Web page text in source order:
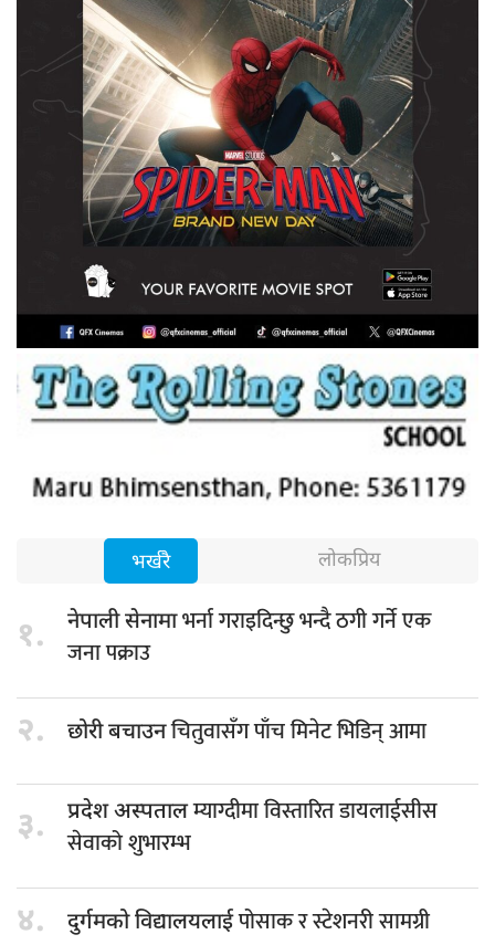
भर्खरै लोकप्रिय
१. नेपाली सेनामाभर्ना गराइदिन्छु भन्दै ठगी गर्ने एक
जना पक्राउ
२. छोरी बचाउनचितुवासँग पाँच मिनेट भिडिन् आमा
३. प्रदेश अस्पतालम्याग्दीमा विस्तारित डायलाईसीस
सेवाको शुभारम्भ
४. दुर्गमको विद्यालयलाईपोसाक र स्टेशनरी सामग्री